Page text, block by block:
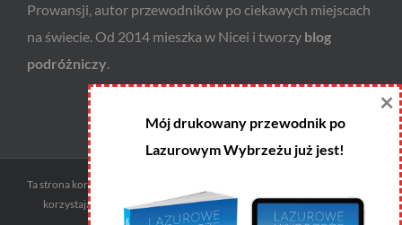
Prowansji, autor przewodników po ciekawych miejscach
na świecie. Od 2014 mieszka w Nicei i tworzy blog
podróżniczy.
Ta strona korzysta z ciasteczek i programów afiliacyjnych. Godzisz się na to
korzystając z niej. W każdej chwili możesz zmienić ustawienia swojej
Mój drukowany przewodnik po
Lazurowym Wybrzeżu już jest!
×